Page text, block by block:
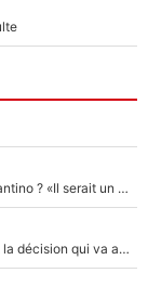
Du PSG à la tête de la FIFA pour remplacer Gianni Infantino ? «Il serait un mauvais président», le patron de la Liga s'attaque à Nasser Al-Khelaïfi !
Bradley Barcola : Luis Enrique prêt à l’écarter au PSG, la décision qui va accélérer son transfert à Liverpool ?